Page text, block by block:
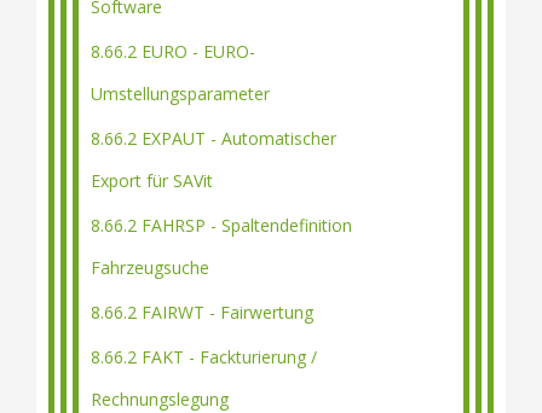
Software
8.66.2 EURO - EURO-
Umstellungsparameter
8.66.2 EXPAUT - Automatischer
Export für SAVit
8.66.2 FAHRSP - Spaltendefinition
Fahrzeugsuche
8.66.2 FAIRWT - Fairwertung
8.66.2 FAKT - Fackturierung /
Rechnungslegung